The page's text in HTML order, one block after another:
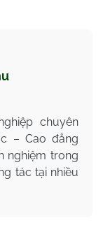
chuyên
– Cao đẳng
nghiệm trong
tác tại nhiều